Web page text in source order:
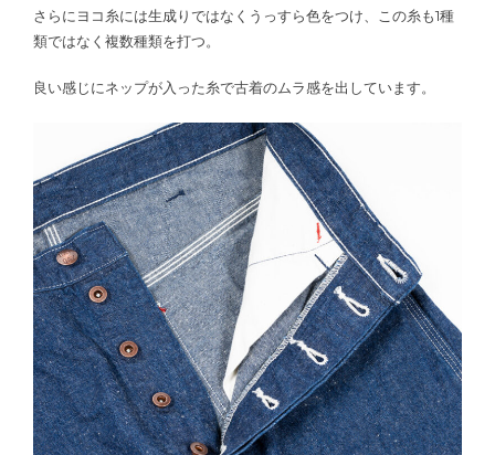
さらにヨコ糸には生成りではなくうっすら色をつけ、この糸も1種
類ではなく複数種類を打つ。
良い感じにネップが入った糸で古着のムラ感を出しています。